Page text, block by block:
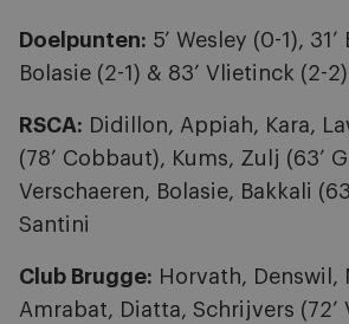
Doelpunten: 5’ Wesley (0-1), 31’
Bolasie (2-1) & 83’ Vlietinck (2-2)
RSCA: Didillon, Appiah, Kara,
(78’ Cobbaut), Kums, Zulj (63’
Verschaeren, Bolasie, Bakkali
Santini
Club Brugge: Horvath, Denswil,
Amrabat, Diatta, Schrijvers (72’